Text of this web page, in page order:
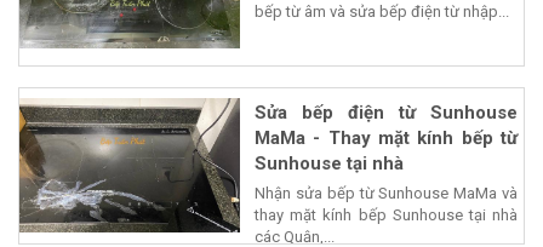
bếp từ âm và sửa bếp điện từ nhập...
Sửa bếp điện từ Sunhouse
MaMa - Thay mặt kính bếp từ
Sunhouse tại nhà
Nhận sửa bếp từ Sunhouse MaMa và
thay mặt kính bếp Sunhouse tại nhà
các Quận,...